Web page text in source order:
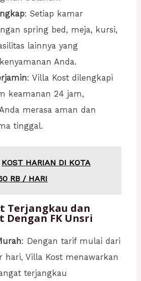
: Setiap kamar
spring bed, meja, kursi,
lainnya yang
Anda.
: Villa Kost dilengkapi
keamanan 24 jam,
merasa aman dan
tinggal.
KOST HARIAN DI KOTA
RB / HARI
Terjangkau dan
Dengan FK Unsri
: Dengan tarif mulai dari
hari, Villa Kost menawarkan
terjangkau